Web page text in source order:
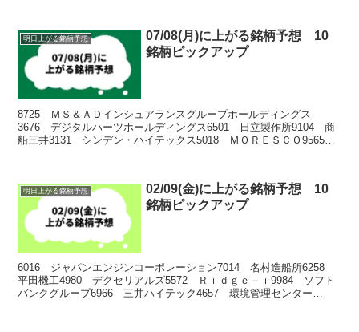
明日上がる銘柄予想
07/08(月)に上がる銘柄予想 10
銘柄ピックアップ
8725 ＭＳ＆ＡＤインシュアランスグループホールディングス
3676 デジタルハーツホールディングス6501 日立製作所9104 商
船三井3131 シンデン・ハイテックス5018 ＭＯＲＥＳＣＯ9565
明日上がる銘柄予想
02/09(金)に上がる銘柄予想 10
銘柄ピックアップ
6016 ジャパンエンジンコーポレーション7014 名村造船所6258
平田機工4980 デクセリアルズ5572 Ｒｉｄｇｅ－ｉ9984 ソフト
バンクグループ6966 三井ハイテック4657 環境管理センター